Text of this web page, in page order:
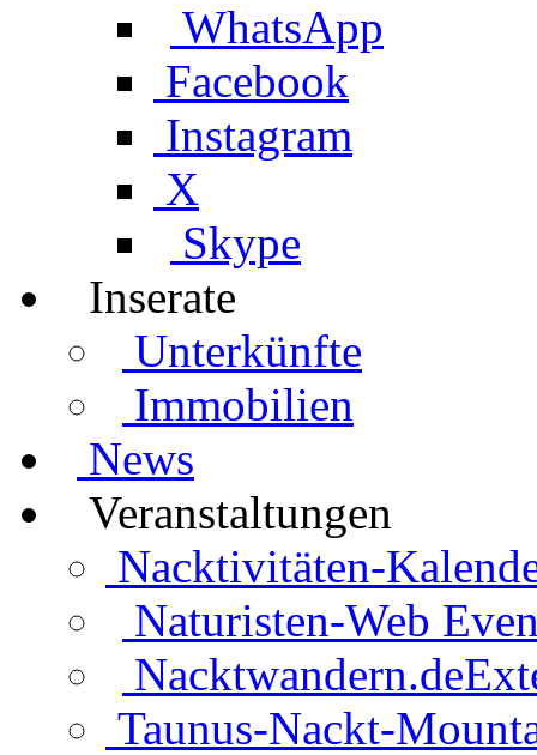
WhatsApp
Facebook
Instagram
X
Skype
Inserate
Unterkünfte
Immobilien
News
Veranstaltungen
Nacktivitäten-
Naturisten-Web
Nacktwandern.de
Taunus-Nackt-